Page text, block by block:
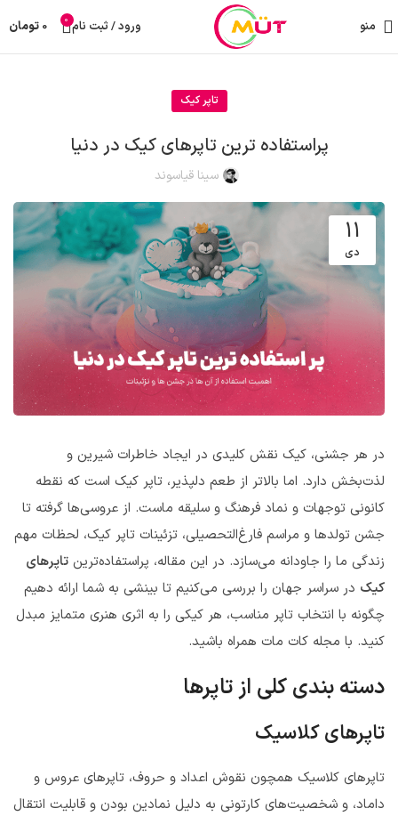
منو ورود / ثبت نام 0
0 تومان
تاپر کیک
پراستفاده ترین تاپرهای کیک در دنیا
سینا قیاسوند
11
دی
در هر جشنی، کیک نقش کلیدی در ایجاد خاطرات شیرین و
لذت‌بخش دارد. اما بالاتر از طعم دلپذیر، تاپر کیک است که نقطه
کانونی توجهات و نماد فرهنگ و سلیقه ماست. از عروسی‌ها گرفته تا
جشن تولدها و مراسم فارغ‌التحصیلی، تزئینات تاپر کیک، لحظات مهم
زندگی ما را جاودانه می‌سازد. در این مقاله، پراستفاده‌ترین تاپرهای
کیک در سراسر جهان را بررسی می‌کنیم تا بینشی به شما ارائه دهیم
چگونه با انتخاب تاپر مناسب، هر کیکی را به اثری هنری متمایز مبدل
کنید. با مجله کات مات همراه باشید.
دسته بندی کلی از تاپرها
تاپرهای کلاسیک
تاپرهای کلاسیک همچون نقوش اعداد و حروف، تاپرهای عروس و
داماد، و شخصیت‌های کارتونی به دلیل نمادین بودن و قابلیت انتقال